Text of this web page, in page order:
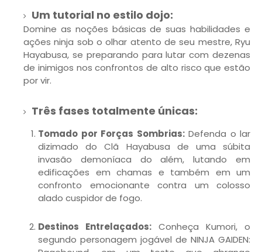
Um tutorial no estilo dojo:
Domine as noções básicas de suas habilidades e
ações ninja sob o olhar atento de seu mestre, Ryu
Hayabusa, se preparando para lutar com dezenas
de inimigos nos confrontos de alto risco que estão
por vir.
Três fases totalmente únicas:
Tomado por Forças Sombrias:Defenda o lar
dizimado do Clã Hayabusa de uma súbita
invasão demoníaca do além, lutando em
edificações em chamas e também em um
confronto emocionante contra um colosso
alado cuspidor de fogo.
Destinos Entrelaçados: Conheça Kumori, o
segundo personagem jogável de NINJA GAIDEN: